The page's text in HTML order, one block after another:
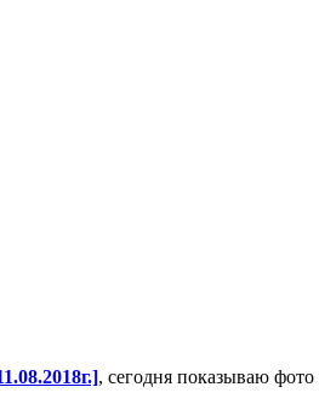
, сегодня показываю